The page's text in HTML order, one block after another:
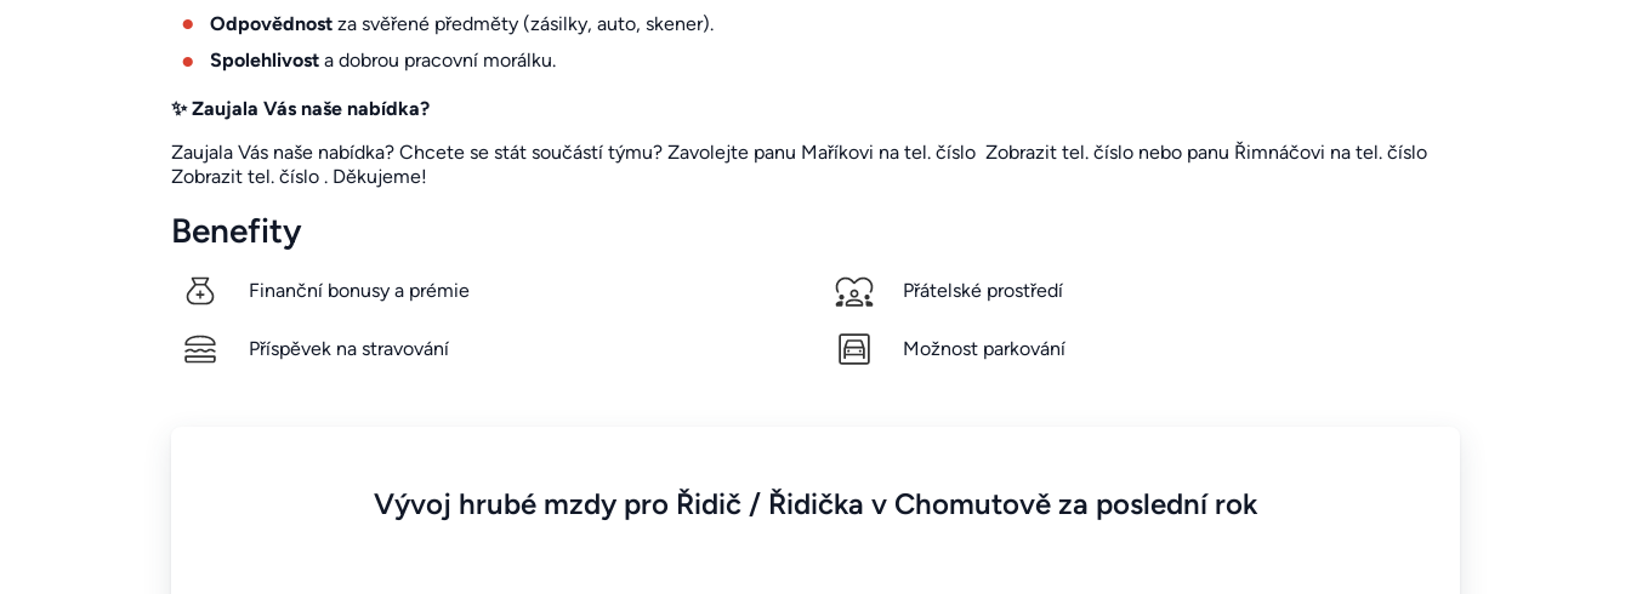
Odpovědnostza svěřené předměty (zásilky, auto, skener).
Spolehlivosta dobrou pracovní morálku.
✨ Zaujala Vás naše nabídka?
Zaujala Vás naše nabídka? Chcete se stát součástí týmu? Zavolejte panu Maříkovi na tel. číslo Zobrazit tel. číslonebo panu Řimnáčovi na tel. číslo
Zobrazit tel. číslo. Děkujeme!
Benefity
Finanční bonusy a prémie
Příspěvek na stravování
Přátelské prostředí
Možnost parkování
Vývoj hrubé mzdy pro Řidič / Řidička v Chomutově za poslední rok